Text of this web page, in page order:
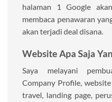
halaman 1 Google
membaca penawaran
akan terjadi deal disana.
Website Apa Saja
Saya melayani
Company Profile,
travel, landing page,